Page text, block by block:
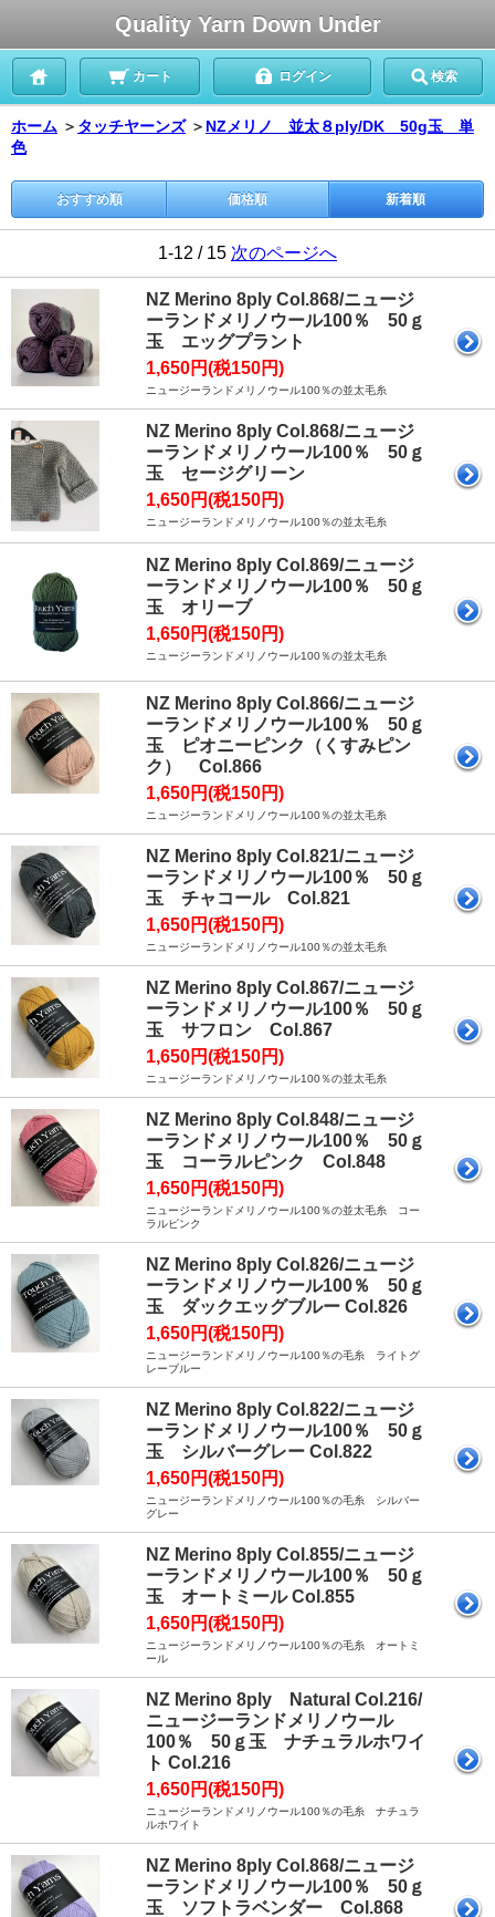
Quality Yarn Down Under
カート ログイン 検索
ホーム ＞ タッチヤーンズ ＞ NZメリノ 並太８ply/DK 50g玉 単
色
おすすめ順 価格順 新着順
1-12 / 15 次のページへ
NZ Merino 8ply Col.868/ニュージ
ーランドメリノウール100％ 50ｇ
玉 エッグプラント
1,650円(税150円)
ニュージーランドメリノウール100％の並太毛糸
NZ Merino 8ply Col.868/ニュージ
ーランドメリノウール100％ 50ｇ
玉 セージグリーン
1,650円(税150円)
ニュージーランドメリノウール100％の並太毛糸
NZ Merino 8ply Col.869/ニュージ
ーランドメリノウール100％ 50ｇ
玉 オリーブ
1,650円(税150円)
ニュージーランドメリノウール100％の並太毛糸
NZ Merino 8ply Col.866/ニュージ
ーランドメリノウール100％ 50ｇ
玉 ピオニーピンク（くすみピン
ク） Col.866
1,650円(税150円)
ニュージーランドメリノウール100％の並太毛糸
NZ Merino 8ply Col.821/ニュージ
ーランドメリノウール100％ 50ｇ
玉 チャコール Col.821
1,650円(税150円)
ニュージーランドメリノウール100％の並太毛糸
NZ Merino 8ply Col.867/ニュージ
ーランドメリノウール100％ 50ｇ
玉 サフロン Col.867
1,650円(税150円)
ニュージーランドメリノウール100％の並太毛糸
NZ Merino 8ply Col.848/ニュージ
ーランドメリノウール100％ 50ｇ
玉 コーラルピンク Col.848
1,650円(税150円)
ニュージーランドメリノウール100％の並太毛糸 コー
ラルピンク
NZ Merino 8ply Col.826/ニュージ
ーランドメリノウール100％ 50ｇ
玉 ダックエッグブルー Col.826
1,650円(税150円)
ニュージーランドメリノウール100％の毛糸 ライトグ
レーブルー
NZ Merino 8ply Col.822/ニュージ
ーランドメリノウール100％ 50ｇ
玉 シルバーグレー Col.822
1,650円(税150円)
ニュージーランドメリノウール100％の毛糸 シルバー
グレー
NZ Merino 8ply Col.855/ニュージ
ーランドメリノウール100％ 50ｇ
玉 オートミール Col.855
1,650円(税150円)
ニュージーランドメリノウール100％の毛糸 オートミ
ール
NZ Merino 8ply Natural Col.216/
ニュージーランドメリノウール
100％ 50ｇ玉 ナチュラルホワイ
ト Col.216
1,650円(税150円)
ニュージーランドメリノウール100％の毛糸 ナチュラ
ルホワイト
NZ Merino 8ply Col.868/ニュージ
ーランドメリノウール100％ 50ｇ
玉 ソフトラベンダー Col.868